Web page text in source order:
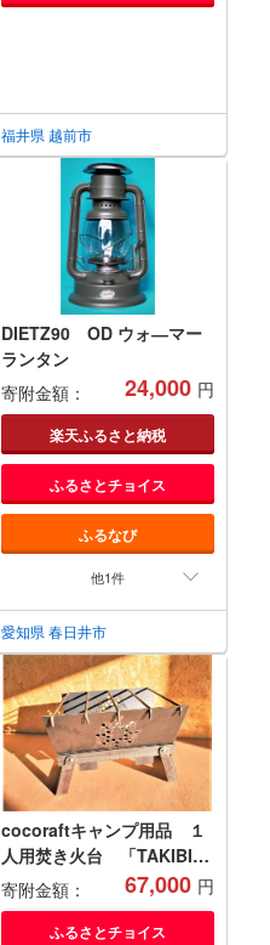
福井県 越前市
DIETZ90 OD ウォ―マー
ランタン
寄附金額：
24,000 円
楽天ふるさと納税
ふるさとチョイス
ふるなび
他1件
愛知県 春日井市
cocoraftキャンプ用品 １
人用焚き火台 「TAKIBI-
01」
寄附金額： 67,000 円
ふるさとチョイス